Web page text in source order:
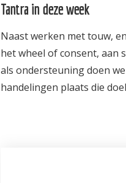
Tantra in deze week
Naast werken met touw,
het wheel of consent, aan
als ondersteuning doen
handelingen plaats die